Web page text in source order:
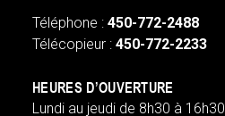
Téléphone : 450-772-2488
Télécopieur : 450-772-2233
HEURES D’OUVERTURE
Lundi au jeudi de 8h30 à 16h30